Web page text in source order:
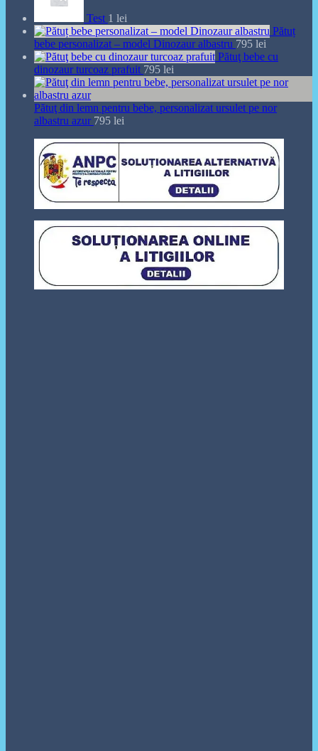
Test 1 lei
Pătuț
bebe personalizat – model Dinozaur albastru 795 lei
Pătuţ bebe cu
dinozaur turcoaz prafuit 795 lei
Pătuţ din lemn pentru bebe, personalizat ursulet pe nor
albastru azur 795 lei